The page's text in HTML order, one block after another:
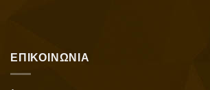
ΕΠΙΚΟΙΝΩΝΙΑ